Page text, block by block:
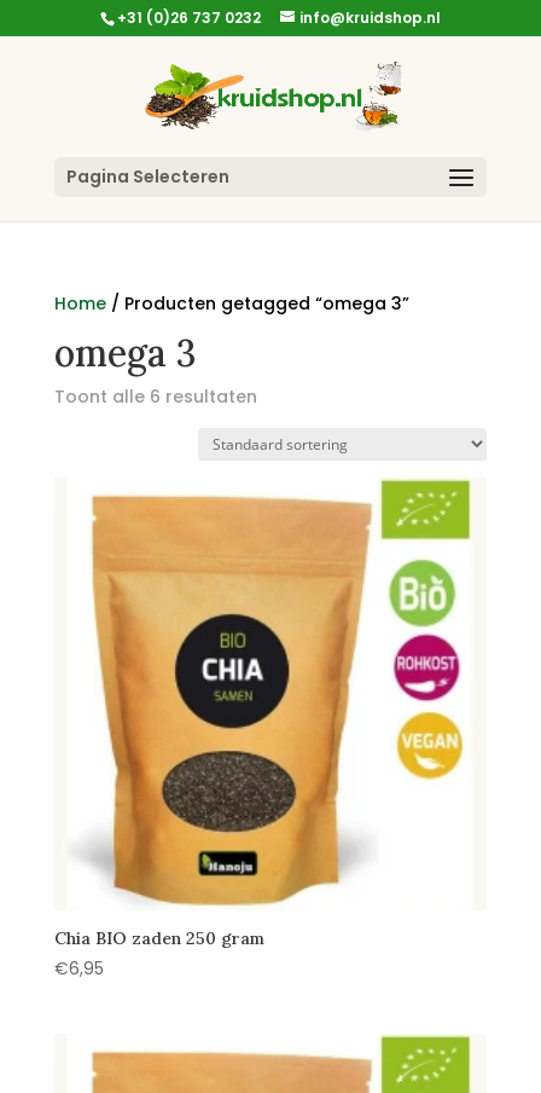
+31 (0)26 737 0232 info@kruidshop.nl
Pagina Selecteren
Home/ Producten getagged “omega 3”
omega 3
Toont alle 6 resultaten
Chia BIO zaden 250 gram
€6,95